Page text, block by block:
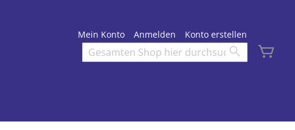
Mein Konto
Anmelden Konto erstellen
Search